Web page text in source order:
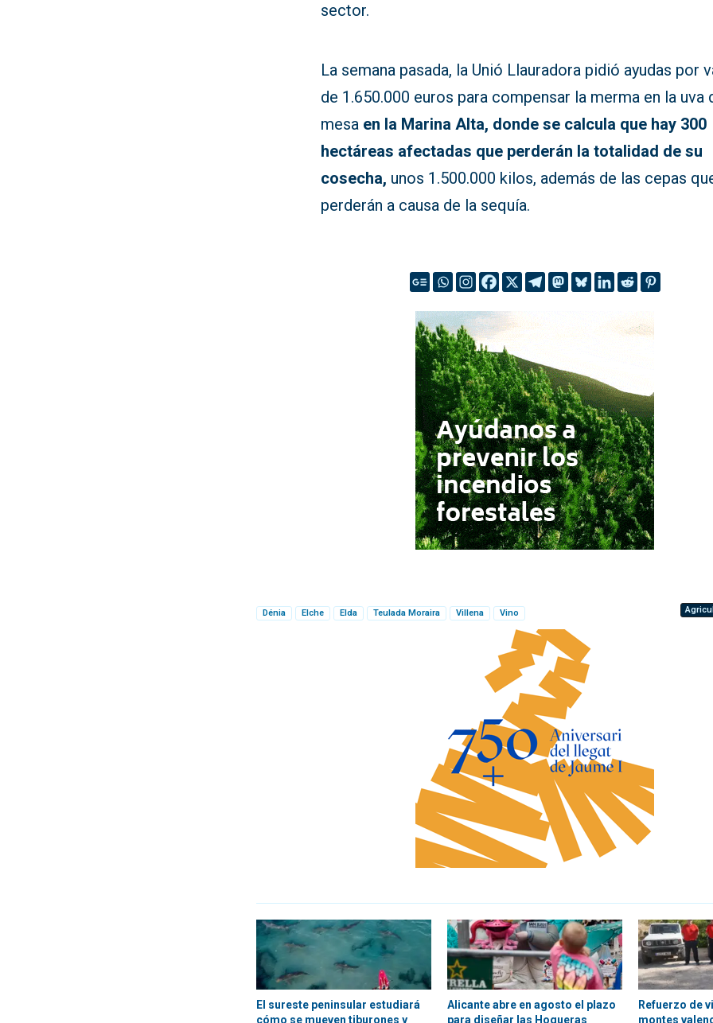
sector.
La semana pasada, la Unió Llauradora pidió ayudas por
de 1.650.000 euros para compensar la merma en la uva
mesa en la Marina Alta, donde se calcula que hay 300
hectáreas afectadas que perderán la totalidad de su
cosecha, unos 1.500.000 kilos, además de las cepas
perderán a causa de la sequía.
Dénia Elche Elda Teulada Moraira Villena Vino
El sureste peninsular estudiará
cómo se mueven tiburones y
Alicante abre en agosto el plazo
para diseñar las Hogueras
Refuerzo de
montes